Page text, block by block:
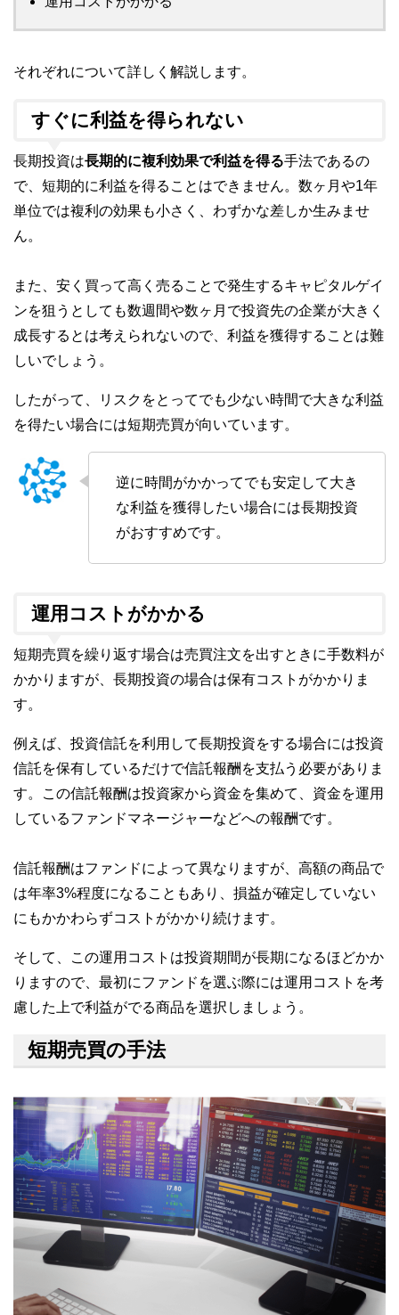
それぞれについて詳しく解説します。
すぐに利益を得られない
長期投資は長期的に複利効果で利益を得る手法であるの
で、短期的に利益を得ることはできません。数ヶ月や1年
単位では複利の効果も小さく、わずかな差しか生みませ
ん。
また、安く買って高く売ることで発生するキャピタルゲイ
ンを狙うとしても数週間や数ヶ月で投資先の企業が大きく
成長するとは考えられないので、利益を獲得することは難
しいでしょう。
したがって、リスクをとってでも少ない時間で大きな利益
を得たい場合には短期売買が向いています。
逆に時間がかかってでも安定して大き
な利益を獲得したい場合には長期投資
がおすすめです。
運用コストがかかる
短期売買を繰り返す場合は売買注文を出すときに手数料が
かかりますが、長期投資の場合は保有コストがかかりま
す。
例えば、投資信託を利用して長期投資をする場合には投資
信託を保有しているだけで信託報酬を支払う必要がありま
す。この信託報酬は投資家から資金を集めて、資金を運用
しているファンドマネージャーなどへの報酬です。
信託報酬はファンドによって異なりますが、高額の商品で
は年率3%程度になることもあり、損益が確定していない
にもかかわらずコストがかかり続けます。
そして、この運用コストは投資期間が長期になるほどかか
りますので、最初にファンドを選ぶ際には運用コストを考
慮した上で利益がでる商品を選択しましょう。
短期売買の手法